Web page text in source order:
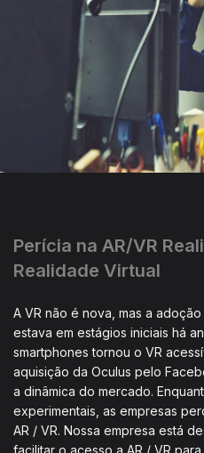
Perícia na AR/VR
Realidade Virtual
A VR não é nova, mas a
estava em estágios iniciais há
smartphones tornou o VR
aquisição da Oculus pelo
a dinâmica do mercado.
experimentais, as empresas
AR / VR. Nossa empresa está
facilitar o acesso a AR / VR para